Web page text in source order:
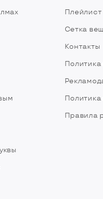
Плейлист
Сетка
Контакты
Правила